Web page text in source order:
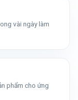
vài ngày làm
phẩm cho ứng